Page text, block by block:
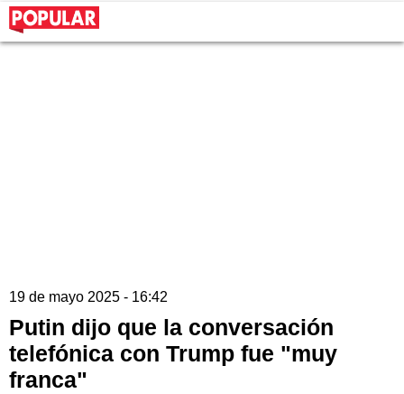
19 de mayo 2025 - 16:42
Putin dijo que la conversación
telefónica con Trump fue "muy
franca"